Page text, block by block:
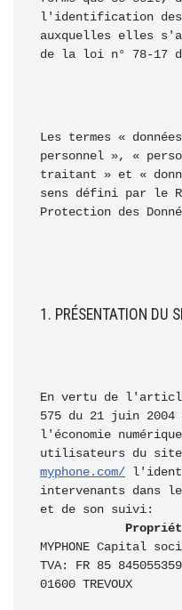
l'identification des
auxquelles elles
de la loi n° 78-17
Les termes «
personnel », «
traitant » et «
sens défini par le
Protection des
1. PRÉSENTATION DU
En vertu de
575 du 21 juin
l'économie
utilisateurs du
myphone.com/
intervenants dans
et de son suivi:
MYPHONE Capital
TVA: FR 85 845055359
01600 TREVOUX